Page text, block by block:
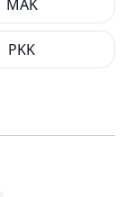
MAK
PKK